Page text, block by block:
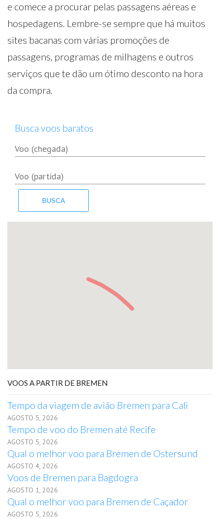
e comece a procurar pelas passagens aéreas e
hospedagens. Lembre-se sempre que há muitos
sites bacanas com várias promoções de
passagens, programas de milhagens e outros
serviços que te dão um ótimo desconto na hora
da compra.
Busca voos baratos
VOOS A PARTIR DE BREMEN
Tempo da viagem de avião Bremen para Cali
AGOSTO 5, 2026
Tempo de voo do Bremen até Recife
AGOSTO 5, 2026
Qual o melhor voo para Bremen de Ostersund
AGOSTO 4, 2026
Voos de Bremen para Bagdogra
AGOSTO 1, 2026
Qual o melhor voo para Bremen de Caçador
AGOSTO 5, 2026